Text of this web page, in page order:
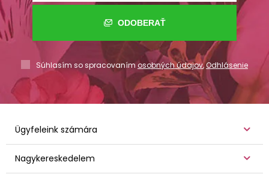
ODOBERAŤ
Súhlasím so spracovaním osobných údajov,Odhlásenie
Ügyfeleink számára
Nagykereskedelem